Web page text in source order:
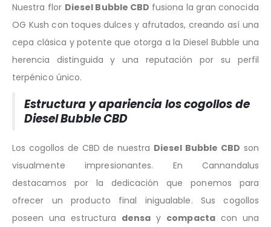
Nuestra flor Diesel Bubble CBD fusiona la gran conocida
OG Kush con toques dulces y afrutados, creando así una
cepa clásica y potente que otorga a la Diesel Bubble una
herencia distinguida y una reputación por su perfil
terpénico único.
Estructura y apariencia los cogollos de
Diesel Bubble CBD
Los cogollos de CBD de nuestra Diesel Bubble CBD son
visualmente impresionantes. En Cannandalus
destacamos por la dedicación que ponemos para
ofrecer un producto final inigualable. Sus cogollos
poseen una estructura densa y compactacon una